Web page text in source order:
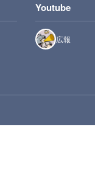
Youtube
広報